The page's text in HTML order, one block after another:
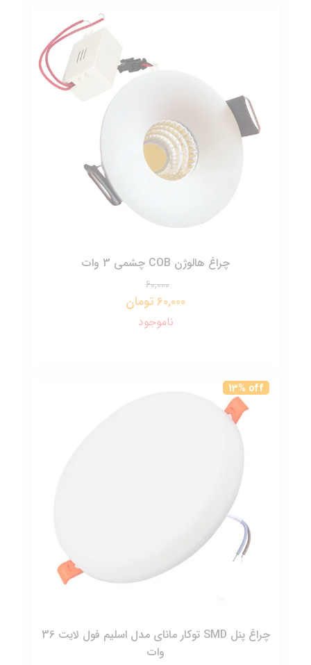
چراغ هالوژن COB چشمی 3 وات
60,000
60,000 تومان
ناموجود
13% off
چراغ پنل SMD توکار مانای مدل اسلیم فول لایت 36
وات